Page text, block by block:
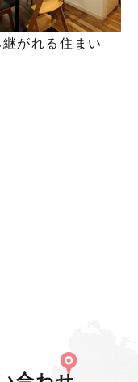
がれる住まい